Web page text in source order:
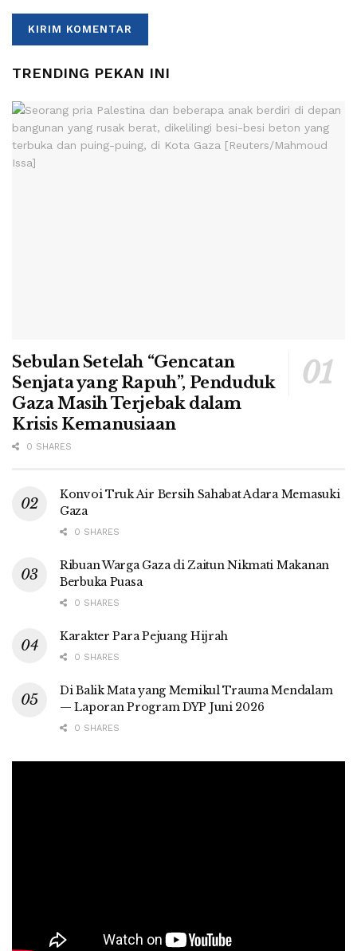
TRENDING PEKAN INI
Sebulan Setelah “Gencatan
Senjata yang Rapuh”, Penduduk
Gaza Masih Terjebak dalam
Krisis Kemanusiaan
0 SHARES
Konvoi Truk Air Bersih Sahabat Adara Memasuki
Gaza
0 SHARES
Ribuan Warga Gaza di Zaitun Nikmati Makanan
Berbuka Puasa
0 SHARES
Karakter Para Pejuang Hijrah
0 SHARES
Di Balik Mata yang Memikul Trauma Mendalam
— Laporan Program DYP Juni 2026
0 SHARES